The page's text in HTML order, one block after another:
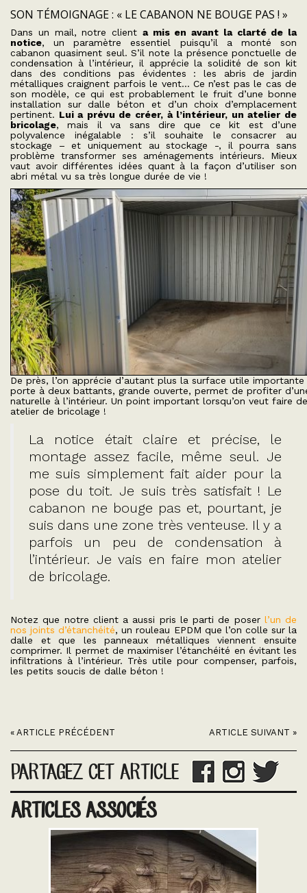
SON TÉMOIGNAGE : « LE CABANON NE BOUGE PAS ! »
Dans un mail, notre client a mis en avant la clarté de la
notice, un paramètre essentiel puisqu’il a monté son
cabanon quasiment seul. S’il note la présence ponctuelle de
condensation à l’intérieur, il apprécie la solidité de son kit
dans des conditions pas évidentes : les abris de jardin
métalliques craignent parfois le vent… Ce n’est pas le cas de
son modèle, ce qui est probablement le fruit d’une bonne
installation sur dalle béton et d’un choix d’emplacement
pertinent. Lui a prévu de créer, à l’intérieur, un atelier de
bricolage, mais il va sans dire que ce kit est d’une
polyvalence inégalable : s’il souhaite le consacrer au
stockage – et uniquement au stockage -, il pourra sans
problème transformer ses aménagements intérieurs. Mieux
vaut avoir différentes idées quant à la façon d’utiliser son
abri métal vu sa très longue durée de vie !
De près, l’on apprécie d’autant plus la surface utile importante
porte à deux battants, grande ouverte, permet de profiter
naturelle à l’intérieur. Un point important lorsqu’on veut faire
atelier de bricolage !
La notice était claire et précise, le
montage assez facile, même seul. Je
me suis simplement fait aider pour la
pose du toit. Je suis très satisfait ! Le
cabanon ne bouge pas et, pourtant, je
suis dans une zone très venteuse. Il y a
parfois un peu de condensation à
l’intérieur. Je vais en faire mon atelier
de bricolage.
Notez que notre client a aussi pris le parti de poser l’un de
nos joints d’étanchéité, un rouleau EPDM que l’on colle sur la
dalle et que les panneaux métalliques viennent ensuite
comprimer. Il permet de maximiser l’étanchéité en évitant les
infiltrations à l’intérieur. Très utile pour compenser, parfois,
les petits soucis de dalle béton !
« ARTICLE PRÉCÉDENT ARTICLE SUIVANT »
PARTAGEZ CET ARTICLE
ARTICLES ASSOCIÉS